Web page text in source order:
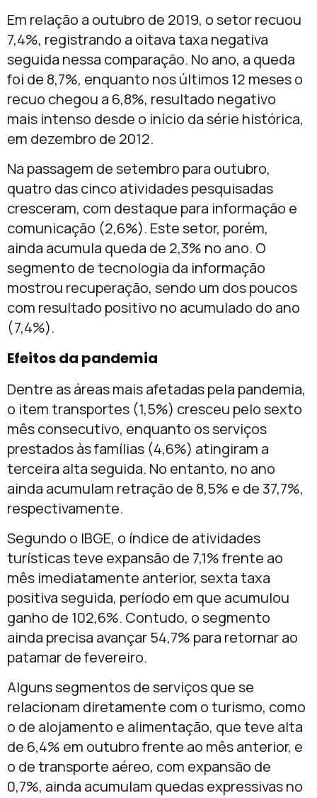
Em relação a outubro de 2019, o setor recuou
7,4%, registrando a oitava taxa negativa
seguida nessa comparação. No ano, a queda
foi de 8,7%, enquanto nos últimos 12 meses o
recuo chegou a 6,8%, resultado negativo
mais intenso desde o início da série histórica,
em dezembro de 2012.
Na passagem de setembro para outubro,
quatro das cinco atividades pesquisadas
cresceram, com destaque para informação e
comunicação (2,6%). Este setor, porém,
ainda acumula queda de 2,3% no ano. O
segmento de tecnologia da informação
mostrou recuperação, sendo um dos poucos
com resultado positivo no acumulado do ano
(7,4%).
Efeitos da pandemia
Dentre as áreas mais afetadas pela pandemia,
o item transportes (1,5%) cresceu pelo sexto
mês consecutivo, enquanto os serviços
prestados às famílias (4,6%) atingiram a
terceira alta seguida. No entanto, no ano
ainda acumulam retração de 8,5% e de 37,7%,
respectivamente.
Segundo o IBGE, o índice de atividades
turísticas teve expansão de 7,1% frente ao
mês imediatamente anterior, sexta taxa
positiva seguida, período em que acumulou
ganho de 102,6%. Contudo, o segmento
ainda precisa avançar 54,7% para retornar ao
patamar de fevereiro.
Alguns segmentos de serviços que se
relacionam diretamente com o turismo, como
o de alojamento e alimentação, que teve alta
de 6,4% em outubro frente ao mês anterior, e
o de transporte aéreo, com expansão de
0,7%, ainda acumulam quedas expressivas no